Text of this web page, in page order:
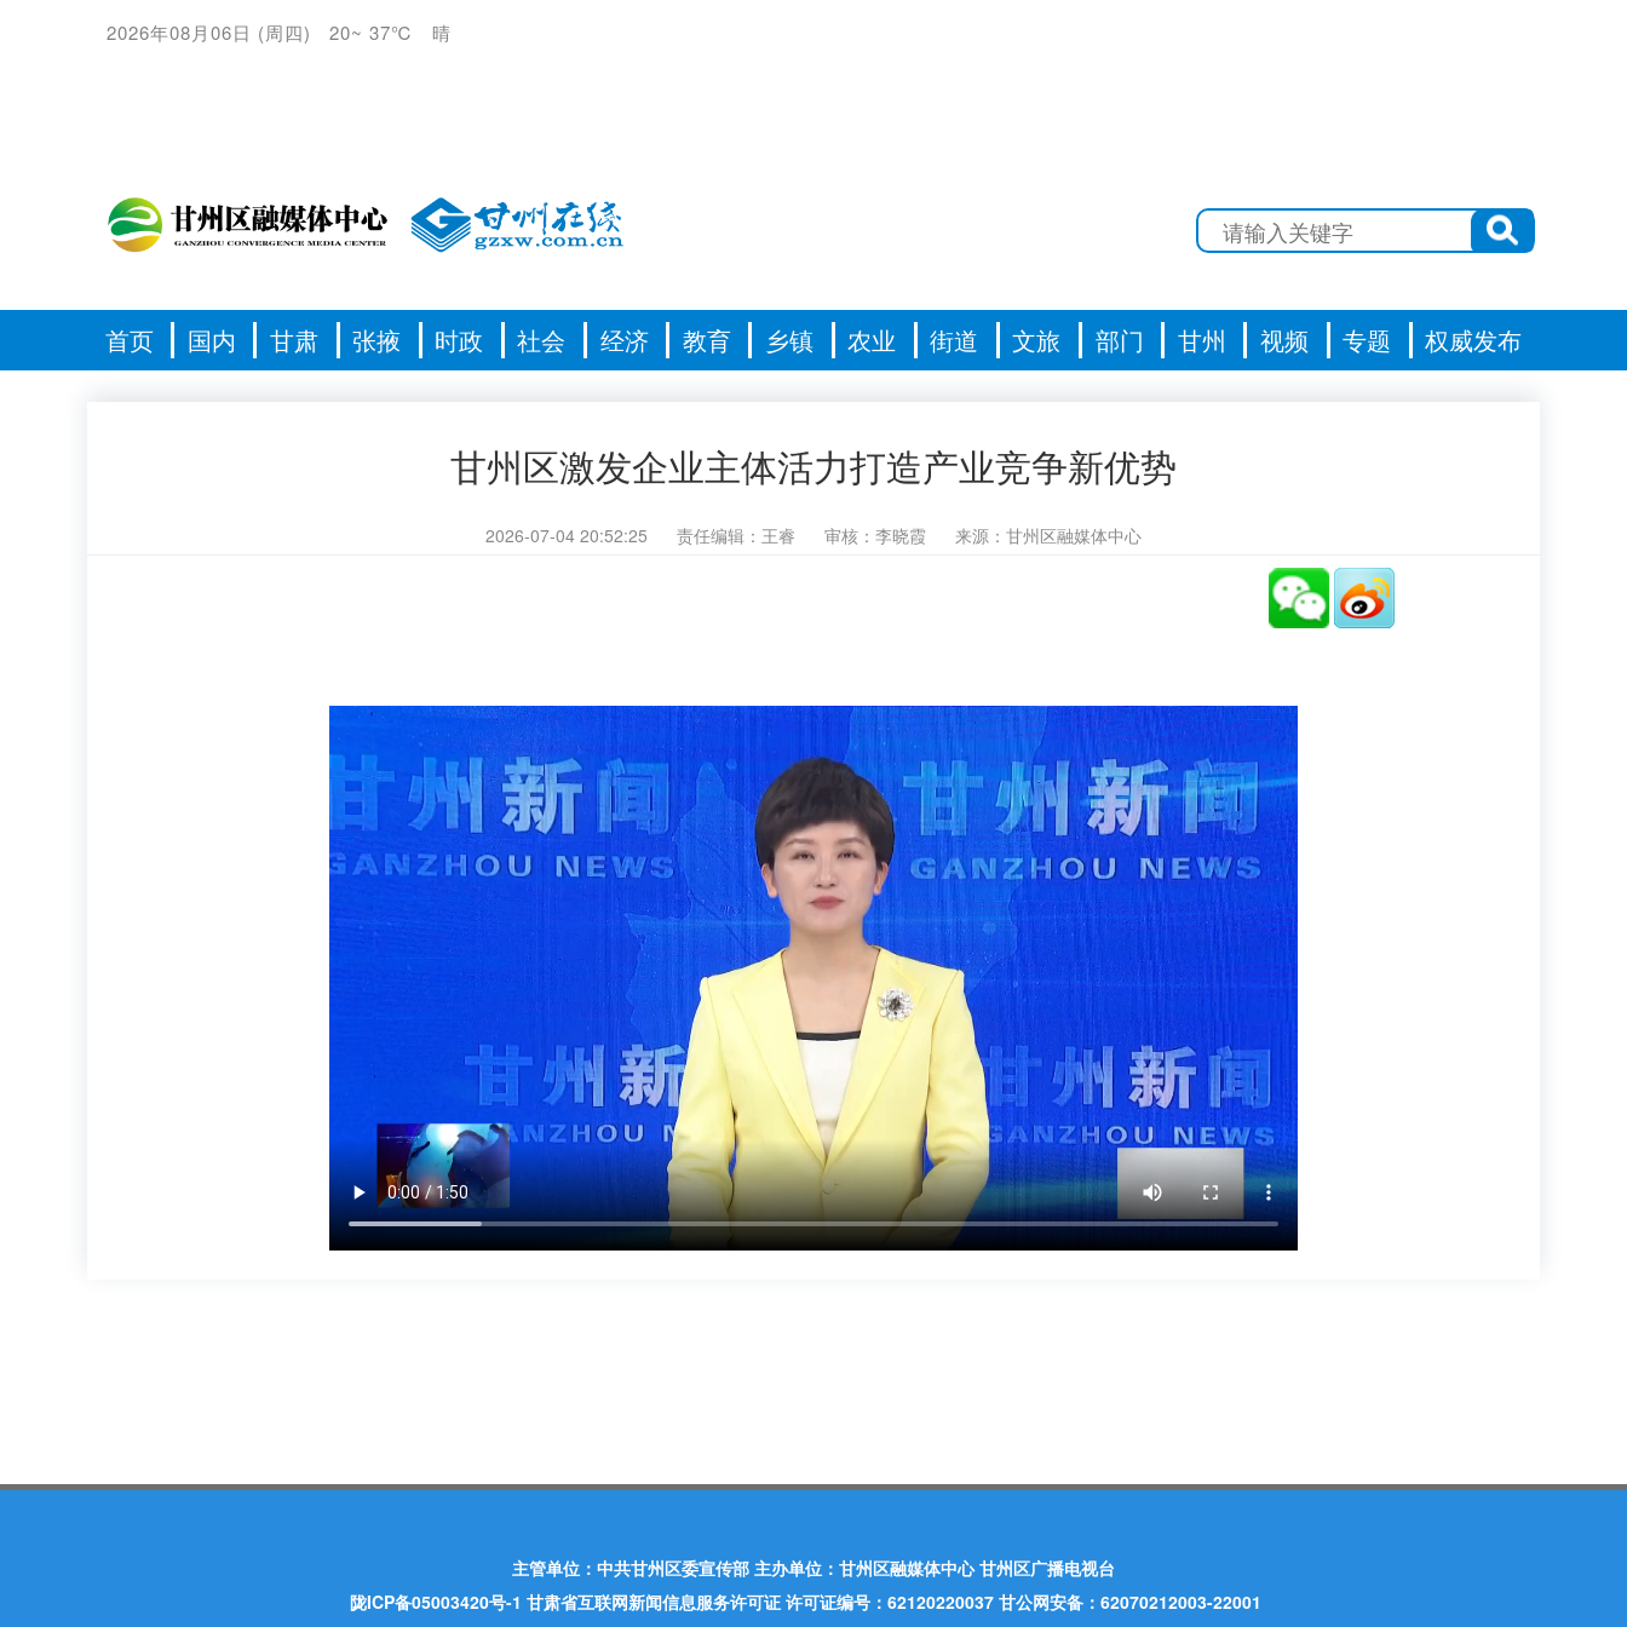
2026年08月06日 (周四) 20~ 37℃ 晴
首页 国内 甘肃 张掖 时政 社会 经济 教育 乡镇 农业 街道 文旅 部门 甘州 视频 专题 权威发布
甘州区激发企业主体活力打造产业竞争新优势
2026-07-04 20:52:25 责任编辑：王睿 审核：李晓霞 来源：甘州区融媒体中心
主管单位：中共甘州区委宣传部 主办单位：甘州区融媒体中心 甘州区广播电视台
陇ICP备05003420号-1 甘肃省互联网新闻信息服务许可证 许可证编号：62120220037 甘公网安备：62070212003-22001